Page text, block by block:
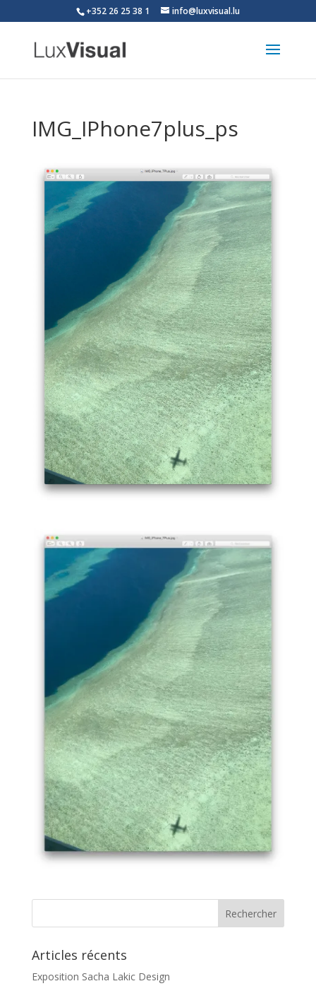
+352 26 25 38 1 info@luxvisual.lu
IMG_IPhone7plus_ps
Articles récents
Exposition Sacha Lakic Design